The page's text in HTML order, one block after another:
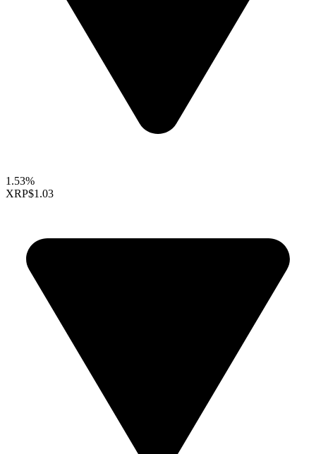
1.53%
XRP$1.03